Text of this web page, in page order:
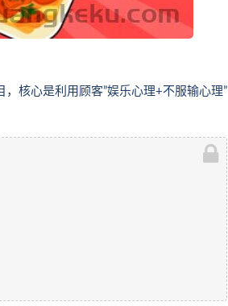
核心是利用顾客”娱乐心理+不服输心理”